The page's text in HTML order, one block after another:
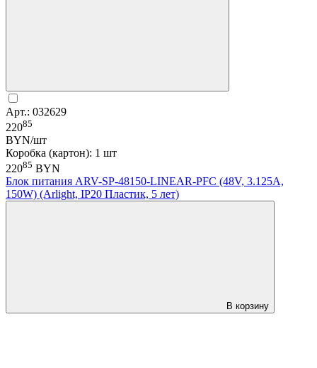
Арт.: 032629
22085
BYN/шт
Коробка (картон): 1 шт
22085 BYN
Блок питания ARV-SP-48150-LINEAR-PFC (48V, 3.125A,
150W) (Arlight, IP20 Пластик, 5 лет)
В корзину